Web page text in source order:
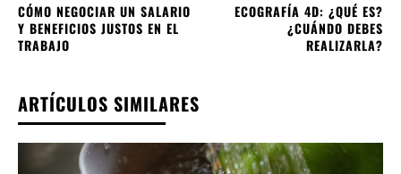
CÓMO NEGOCIAR UN SALARIO
Y BENEFICIOS JUSTOS EN EL
TRABAJO
ECOGRAFÍA 4D: ¿QUÉ ES?
¿CUÁNDO DEBES
REALIZARLA?
ARTÍCULOS SIMILARES